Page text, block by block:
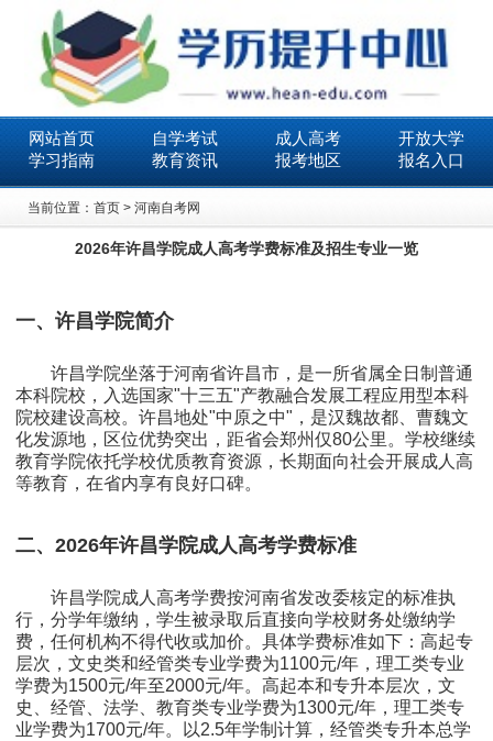
网站首页 自学考试 成人高考
开放大学
学习指南
教育资讯 报考地区 报名入口
当前位置： 首页 > 河南自考网
2026年许昌学院成人高考学费标准及招生专业一览
一、许昌学院简介
许昌学院坐落于河南省许昌市，是一所省属全日制普通
本科院校，入选国家"十三五"产教融合发展工程应用型本科
院校建设高校。许昌地处"中原之中"，是汉魏故都、曹魏文
化发源地，区位优势突出，距省会郑州仅80公里。学校继续
教育学院依托学校优质教育资源，长期面向社会开展成人高
等教育，在省内享有良好口碑。
二、2026年许昌学院成人高考学费标准
许昌学院成人高考学费按河南省发改委核定的标准执
行，分学年缴纳，学生被录取后直接向学校财务处缴纳学
费，任何机构不得代收或加价。具体学费标准如下：高起专
层次，文史类和经管类专业学费为1100元/年，理工类专业
学费为1500元/年至2000元/年。高起本和专升本层次，文
史、经管、法学、教育类专业学费为1300元/年，理工类专
业学费为1700元/年。以2.5年学制计算，经管类专升本总学